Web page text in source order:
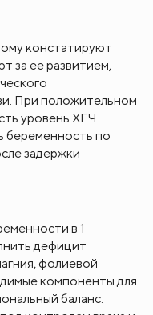
констатируют
за ее развитием,
При положительном
уровень ХГЧ
беременность по
задержки
в 1
дефицит
фолиевой
компоненты для
баланс.